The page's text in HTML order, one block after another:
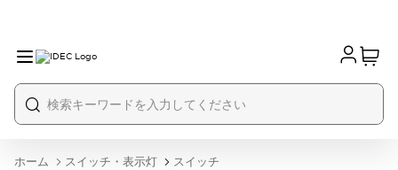
ホーム スイッチ・表示灯
スイッチ